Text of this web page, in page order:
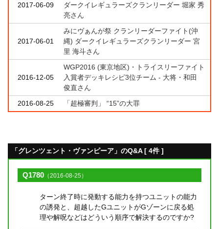
2017-06-09
ダークイレギュラーズクランリーダー 堀家 秀
亮さん
2017-06-01
みにヴぁんが祭 クランリーダーファイト(沖
縄) ダークイレギュラーズクランリーダー 宮
里 海斗さん
2016-12-05
WGP2016 (東京地区)・トライスリーファイト
入賞者デッキレシピ3位チーム - 大将・和田
俊直さん
2016-08-25
「超極審判」 “15”の大罪
「グレンツェント・ヴァンピーア」のQ&A [ 4件 ]
Q1780 （2016-08-25）
ターン終了時に発動する能力を持つユニットの能力
の誘発と、超越したGユニットがGゾーンに戻る処
理や解呪などはどういう順序で解決するのですか?